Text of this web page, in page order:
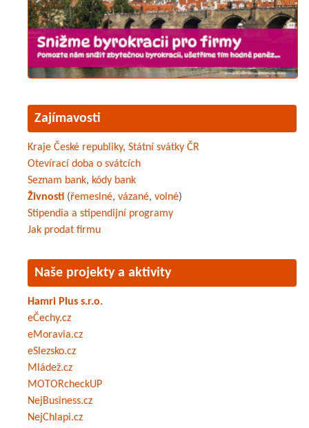
Zajímavosti
Kraje České republiky, Státní svátky ČR
Otevírací doba o svátcích
Seznam bank, kódy bank
Živnosti (řemeslné, vázané, volné)
Stipendia a stipendijní programy
Jak prodat firmu
Naše projekty a aktivity
Hamri Plus s.r.o.
eČechy.cz
eMoravia.cz
eSlezsko.cz
Mládež.cz
MOTORcheckUP
NejBusiness.cz
NejChlapi.cz